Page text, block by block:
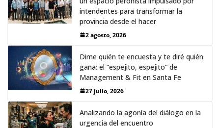
intendentes para transformar la
provincia desde el hacer
2 agosto, 2026
Dime quién te encuesta y te diré quién
gana: el “espejito, espejito” de
Management & Fit en Santa Fe
27 julio, 2026
Analizando la agonía del diálogo en la
urgencia del encuentro